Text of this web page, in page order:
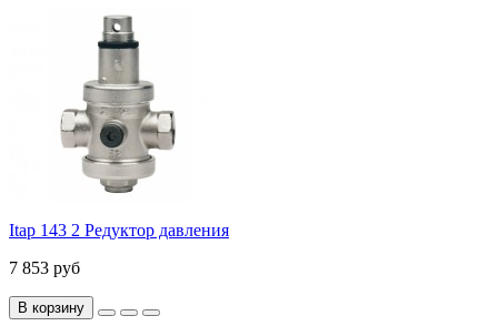
Itap 143 2 Редуктор давления
7 853 руб
В корзину